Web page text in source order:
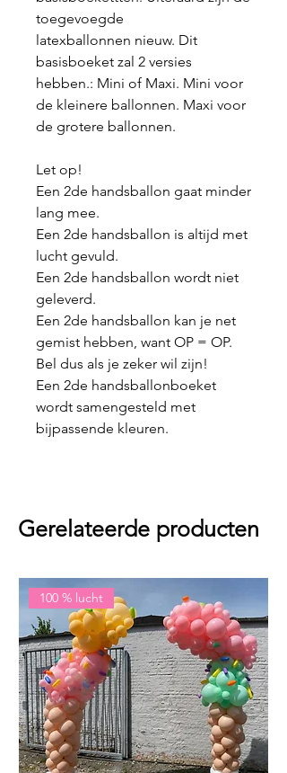
toegevoegde
latexballonnen nieuw. Dit
basisboeket zal 2 versies
hebben.: Mini of Maxi. Mini voor
de kleinere ballonnen. Maxi voor
de grotere ballonnen.
Let op!
Een 2de handsballon gaat minder
lang mee.
Een 2de handsballon is altijd met
lucht gevuld.
Een 2de handsballon wordt niet
geleverd.
Een 2de handsballon kan je net
gemist hebben, want OP = OP.
Bel dus als je zeker wil zijn!
Een 2de handsballonboeket
wordt samengesteld met
bijpassende kleuren.
Gerelateerde producten
100 % lucht